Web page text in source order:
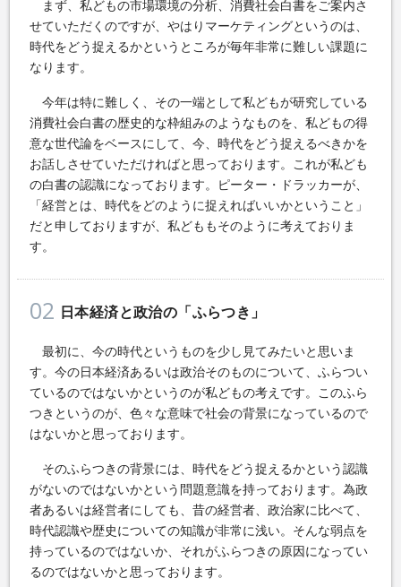
まず、私どもの市場環境の分析、消費社会白書をご案内さ
せていただくのですが、やはりマーケティングというのは、
時代をどう捉えるかというところが毎年非常に難しい課題に
なります。
今年は特に難しく、その一端として私どもが研究している
消費社会白書の歴史的な枠組みのようなものを、私どもの得
意な世代論をベースにして、今、時代をどう捉えるべきかを
お話しさせていただければと思っております。これが私ども
の白書の認識になっております。ピーター・ドラッカーが、
「経営とは、時代をどのように捉えればいいかということ」
だと申しておりますが、私どももそのように考えておりま
す。
02 日本経済と政治の「ふらつき」
最初に、今の時代というものを少し見てみたいと思いま
す。今の日本経済あるいは政治そのものについて、ふらつい
ているのではないかというのが私どもの考えです。このふら
つきというのが、色々な意味で社会の背景になっているので
はないかと思っております。
そのふらつきの背景には、時代をどう捉えるかという認識
がないのではないかという問題意識を持っております。為政
者あるいは経営者にしても、昔の経営者、政治家に比べて、
時代認識や歴史についての知識が非常に浅い。そんな弱点を
持っているのではないか、それがふらつきの原因になってい
るのではないかと思っております。